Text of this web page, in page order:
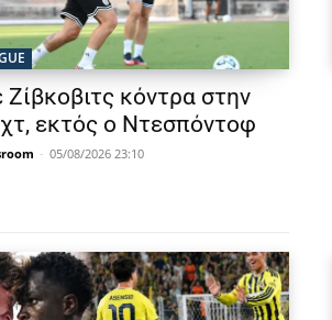
κόντρα στην
εκτός ο Ντεσπόντοφ
- 05/08/2026 23:10